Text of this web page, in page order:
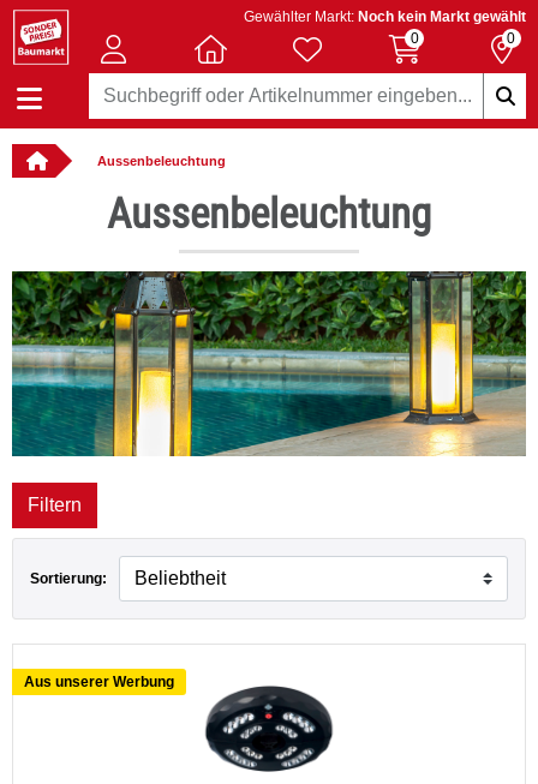
Gewählter Markt: Noch kein Markt gewählt
0
0
Aussenbeleuchtung
Aussenbeleuchtung
Filtern
Sortierung:
Aus unserer Werbung